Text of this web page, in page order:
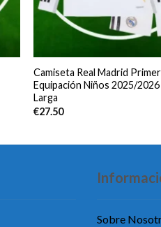
Camiseta Real Madrid
Equipación Niños 2025/2026
Larga
€27.50
Sobre